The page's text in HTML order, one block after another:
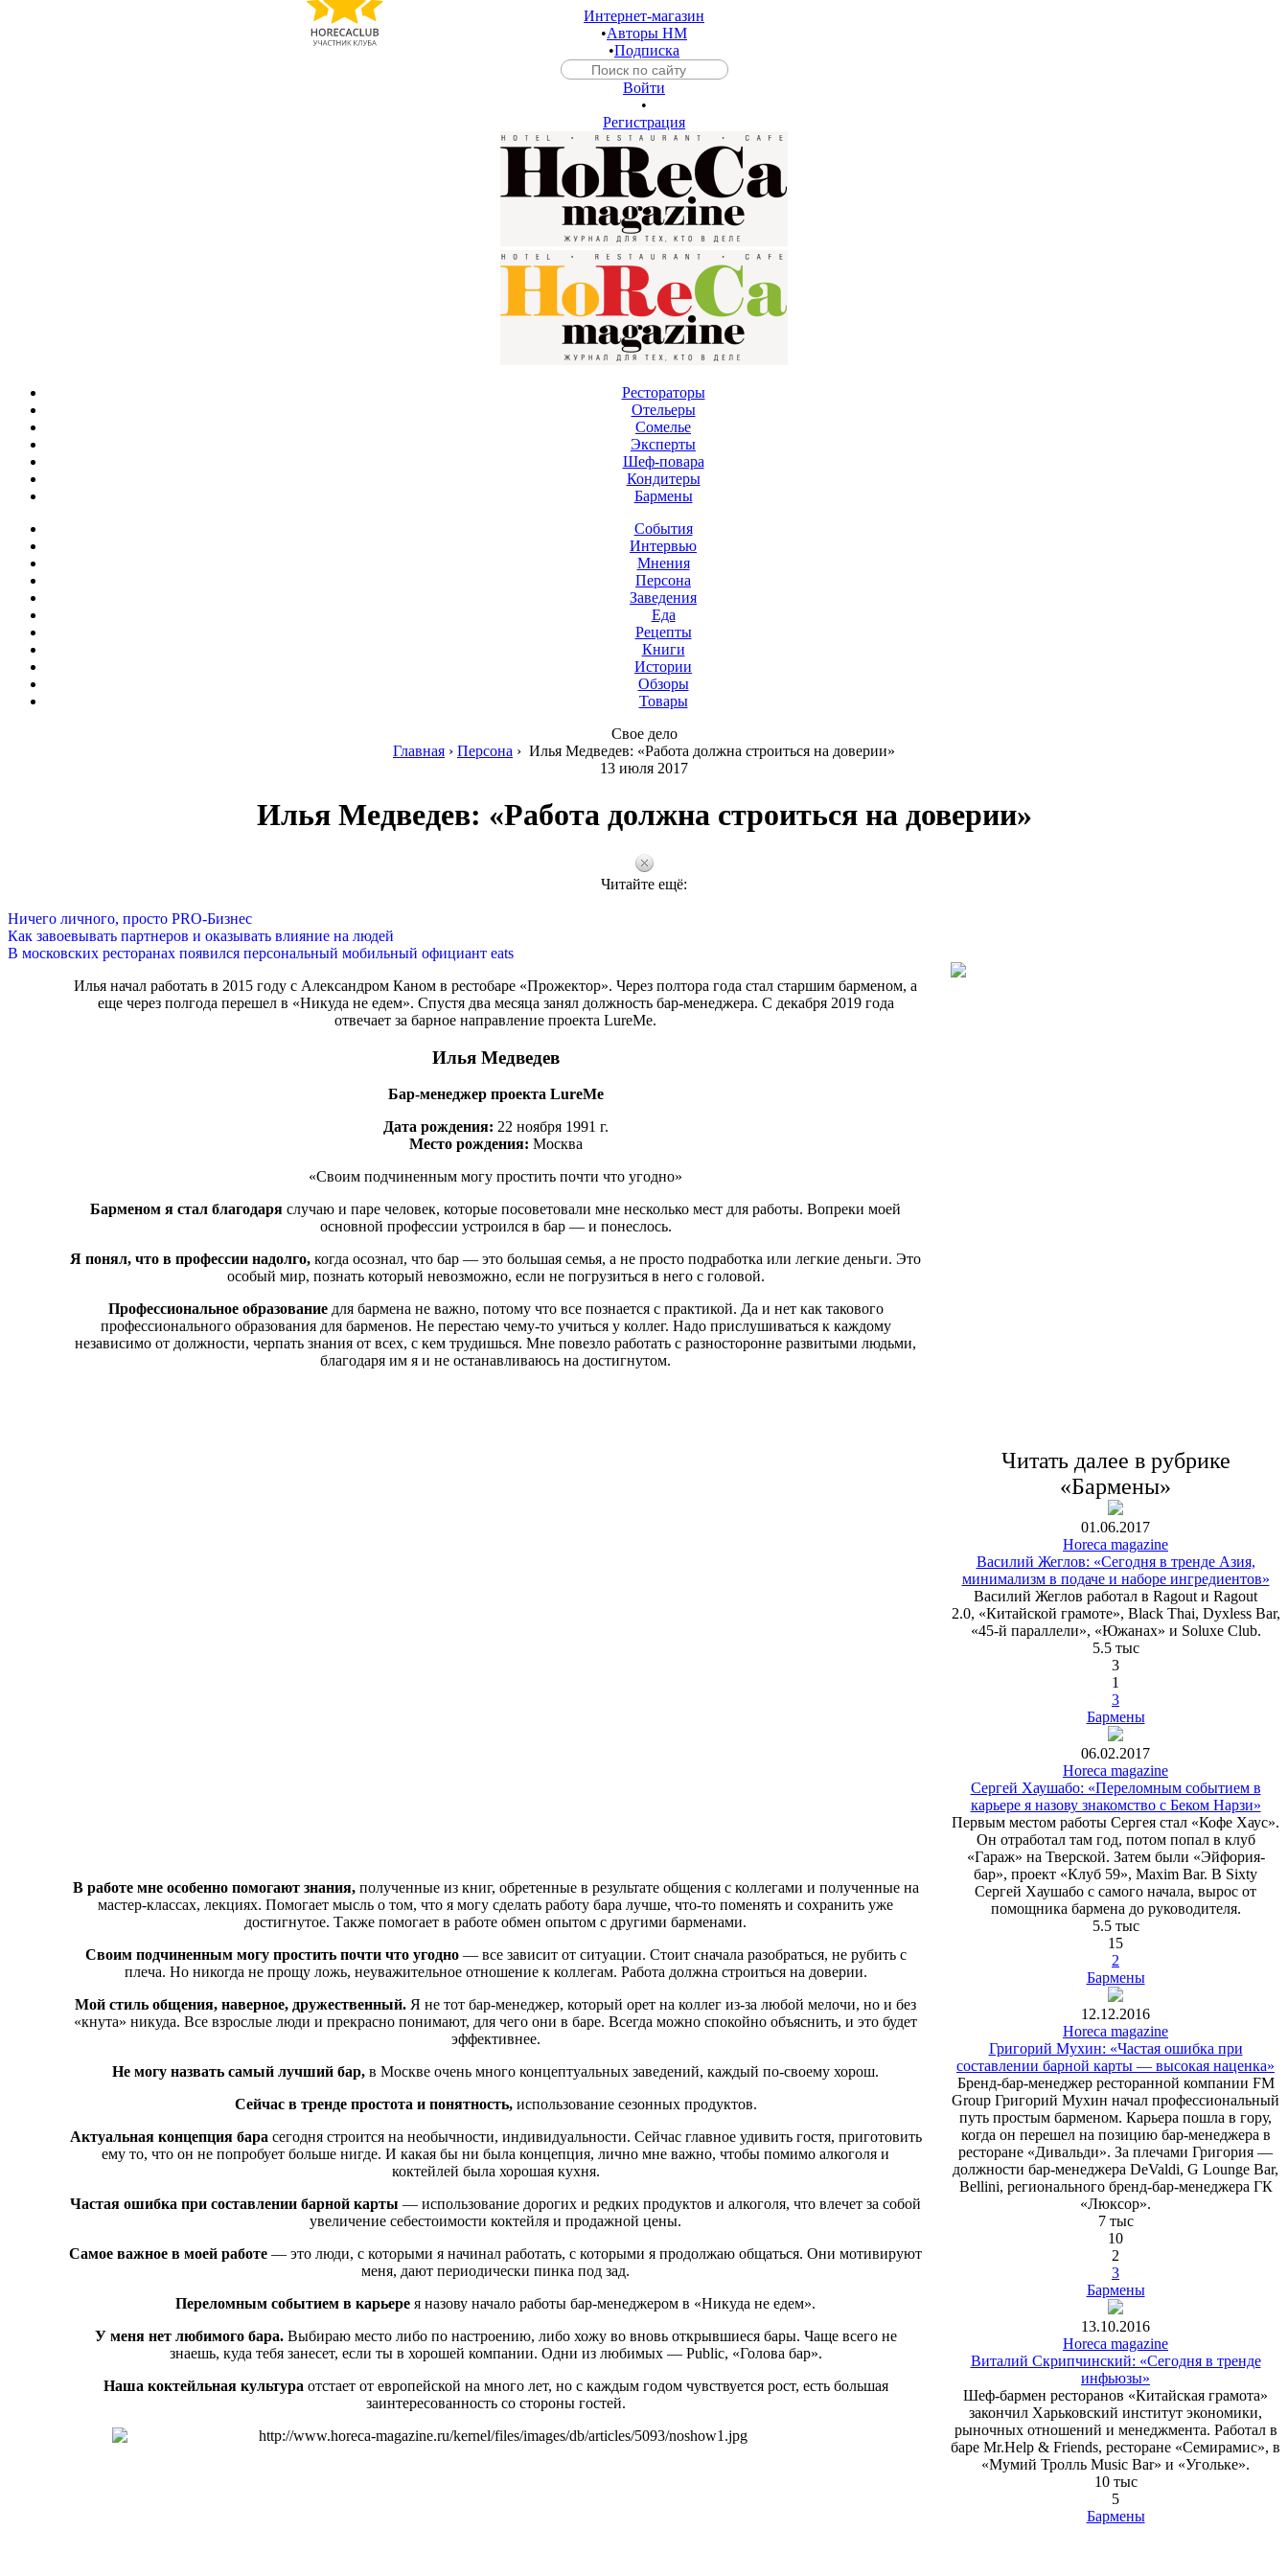
Интернет-магазин
•Авторы HM
•Подписка
Войти
•
Регистрация
Рестораторы
Отельеры
Сомелье
Эксперты
Шеф-повара
Кондитеры
Бармены
События
Интервью
Мнения
Персона
Заведения
Еда
Рецепты
Книги
Истории
Обзоры
Товары
Свое дело
Главная › Персона › Илья Медведев: «Работа должна строиться на доверии»
13 июля 2017
Илья Медведев: «Работа должна строиться на доверии»
Читайте ещё:
Ничего личного, просто PRO-Бизнес
Как завоевывать партнеров и оказывать влияние на людей
В московских ресторанах появился персональный мобильный официант eats
Илья начал работать в 2015 году с Александром Каном в рестобаре «Прожектор». Через полтора года стал старшим барменом, а
еще через полгода перешел в «Никуда не едем». Спустя два месяца занял должность бар-менеджера. С декабря 2019 года
отвечает за барное направление проекта LureMe.
Илья Медведев
Бар-менеджер проекта LureMe
Дата рождения: 22 ноября 1991 г.
Место рождения: Москва
«Своим подчиненным могу простить почти что угодно»
Барменом я стал благодаря случаю и паре человек, которые посоветовали мне несколько мест для работы. Вопреки моей
основной профессии устроился в бар — и понеслось.
Я понял, что в профессии надолго, когда осознал, что бар — это большая семья, а не просто подработка или легкие деньги. Это
особый мир, познать который невозможно, если не погрузиться в него с головой.
Профессиональное образованиедля бармена не важно, потому что все познается с практикой. Да и нет как такового
профессионального образования для барменов. Не перестаю чему-то учиться у коллег. Надо прислушиваться к каждому
независимо от должности, черпать знания от всех, с кем трудишься. Мне повезло работать с разносторонне развитыми людьми,
благодаря им я и не останавливаюсь на достигнутом.
В работе мне особенно помогают знания,полученные из книг, обретенные в результате общения с коллегами и полученные на
мастер-классах, лекциях. Помогает мысль о том, что я могу сделать работу бара лучше, что-то поменять и сохранить уже
достигнутое. Также помогает в работе обмен опытом с другими барменами.
Своим подчиненным могу простить почти что угодно— все зависит от ситуации. Стоит сначала разобраться, не рубить с
плеча. Но никогда не прощу ложь, неуважительное отношение к коллегам. Работа должна строиться на доверии.
Мой стиль общения, наверное, дружественный. Я не тот бар-менеджер, который орет на коллег из-за любой мелочи, но и без
«кнута» никуда. Все взрослые люди и прекрасно понимают, для чего они в баре. Всегда можно спокойно объяснить, и это будет
эффективнее.
Не могу назвать самый лучший бар, в Москве очень много концептуальных заведений, каждый по-своему хорош.
Сейчас в тренде простота и понятность,использование сезонных продуктов.
Актуальная концепция бара сегодня строится на необычности, индивидуальности. Сейчас главное удивить гостя, приготовить
ему то, что он не попробует больше нигде. И какая бы ни была концепция, лично мне важно, чтобы помимо алкоголя и
коктейлей была хорошая кухня.
Частая ошибка при составлении барной карты — использование дорогих и редких продуктов и алкоголя, что влечет за собой
увеличение себестоимости коктейля и продажной цены.
Самое важное в моей работе — это люди, с которыми я начинал работать, с которыми я продолжаю общаться. Они мотивируют
меня, дают периодически пинка под зад.
Переломным событием в карьере я назову начало работы бар-менеджером в «Никуда не едем».
У меня нет любимого бара.Выбираю место либо по настроению, либо хожу во вновь открывшиеся бары. Чаще всего не
знаешь, куда тебя занесет, если ты в хорошей компании. Одни из любимых — Public, «Голова бар».
Наша коктейльная культура отстает от европейской на много лет, но с каждым годом чувствуется рост, есть большая
заинтересованность со стороны гостей.
Читать далее в рубрике
«Бармены»
01.06.2017
Horeca magazine
Василий Жеглов: «Сегодня в тренде Азия,
минимализм в подаче и наборе ингредиентов»
Василий Жеглов работал в Ragout и Ragout
2.0, «Китайской грамоте», Black Thai, Dyxless Bar,
«45-й параллели», «Южанах» и Soluxe Club.
5.5 тыс
3
1
3
Бармены
06.02.2017
Horeca magazine
Сергей Хаушабо: «Переломным событием в
карьере я назову знакомство с Беком Нарзи»
Первым местом работы Сергея стал «Кофе Хаус».
Он отработал там год, потом попал в клуб
«Гараж» на Тверской. Затем были «Эйфория-
бар», проект «Клуб 59», Maxim Bar. В Sixty
Сергей Хаушабо с самого начала, вырос от
помощника бармена до руководителя.
5.5 тыс
15
2
Бармены
12.12.2016
Horeca magazine
Григорий Мухин: «Частая ошибка при
составлении барной карты — высокая наценка»
Бренд-бар-менеджер ресторанной компании FM
Group Григорий Мухин начал профессиональный
путь простым барменом. Карьера пошла в гору,
когда он перешел на позицию бар-менеджера в
ресторане «Дивальди». За плечами Григория —
должности бар-менеджера DeValdi, G Lounge Bar,
Bellini, регионального бренд-бар-менеджера ГК
«Люксор».
7 тыс
10
2
3
Бармены
13.10.2016
Horeca magazine
Виталий Скрипчинский: «Сегодня в тренде
инфьюзы»
Шеф-бармен ресторанов «Китайская грамота»
закончил Харьковский институт экономики,
рыночных отношений и менеджмента. Работал в
баре Mr.Help & Friends, ресторане «Семирамис», в
«Мумий Тролль Music Bar» и «Угольке».
10 тыс
5
Бармены